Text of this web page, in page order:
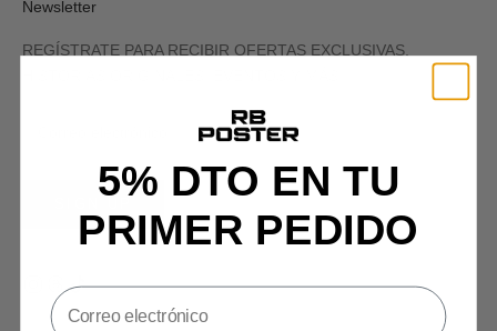
Newsletter
REGÍSTRATE PARA RECIBIR OFERTAS EXCLUSIVAS,
5% DTO EN TU
PRIMER PEDIDO